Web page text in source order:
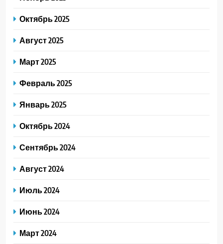
Октябрь 2025
Август 2025
Март 2025
Февраль 2025
Январь 2025
Октябрь 2024
Сентябрь 2024
Август 2024
Июль 2024
Июнь 2024
Март 2024